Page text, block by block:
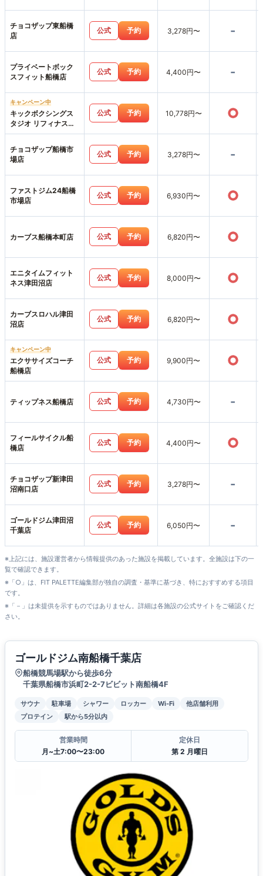
チョコザップ東船橋
店
公式 予約 3,278円〜 -
プライベートボック
スフィット船橋店
公式 予約 4,400円〜 -
キャンペーン中
キックボクシングス
タジオ リフィナス船
橋店
公式 予約 10,778円〜 ○
チョコザップ船橋市
場店
公式 予約 3,278円〜 -
ファストジム24船橋
市場店
公式 予約 6,930円〜 ○
カーブス船橋本町店 公式 予約 6,820円〜 ○
エニタイムフィット
ネス津田沼店
公式 予約 8,000円〜 ○
カーブスロハル津田
沼店
公式 予約 6,820円〜 ○
キャンペーン中
エクササイズコーチ
船橋店
公式 予約 9,900円〜 ○
ティップネス船橋店 公式 予約 4,730円〜 -
フィールサイクル船
橋店
公式 予約 4,400円〜 ○
チョコザップ新津田
沼南口店
公式 予約 3,278円〜 -
ゴールドジム津田沼
千葉店
公式 予約 6,050円〜 -
※上記には、施設運営者から情報提供のあった施設を掲載しています。全施設は下の一
覧で確認できます。
※「○」は、FIT PALETTE編集部が独自の調査・基準に基づき、特におすすめする項目
です。
※「－」は未提供を示すものではありません。詳細は各施設の公式サイトをご確認くだ
さい。
ゴールドジム南船橋千葉店
船橋競馬場駅から徒歩6分
千葉県船橋市浜町2-2-7ビビット南船橋4F
サウナ 駐車場 シャワー ロッカー Wi-Fi
他店舗利用
プロテイン
駅から5分以内
営業時間
月~土7:00〜23:00
定休日
第 2 月曜日